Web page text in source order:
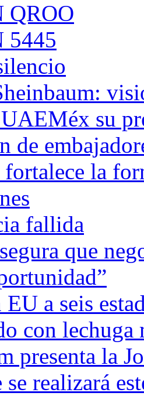
QROO
5445
su
de
la
fallida
que
EU a seis
con lechuga
presenta la
se realizará